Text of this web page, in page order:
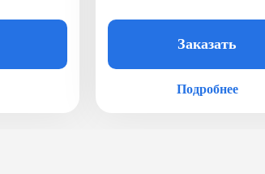
Заказать
Подробнее